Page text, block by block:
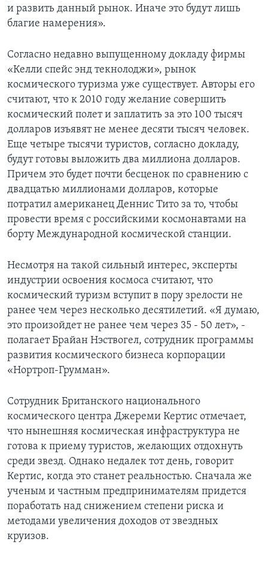
и развить данный рынок. Иначе это будут лишь
благие намерения».
Согласно недавно выпущенному докладу фирмы
«Келли спейс энд текнолоджи», рынок
космического туризма уже существует. Авторы его
считают, что к 2010 году желание совершить
космический полет и заплатить за это 100 тысяч
долларов изъявят не менее десяти тысяч человек.
Еще четыре тысячи туристов, согласно докладу,
будут готовы выложить два миллиона долларов.
Причем это будет почти бесценок по сравнению с
двадцатью миллионами долларов, которые
потратил американец Деннис Тито за то, чтобы
провести время с российскими космонавтами на
борту Международной космической станции.
Несмотря на такой сильный интерес, эксперты
индустрии освоения космоса считают, что
космический туризм вступит в пору зрелости не
ранее чем через несколько десятилетий. «Я думаю,
это произойдет не ранее чем через 35 - 50 лет», -
полагает Брайан Нэствогел, сотрудник программы
развития космического бизнеса корпорации
«Нортроп-Грумман».
Сотрудник Британского национального
космического центра Джереми Кертис отмечает,
что нынешняя космическая инфраструктура не
готова к приему туристов, желающих отдохнуть
среди звезд. Однако недалек тот день, говорит
Кертис, когда это станет реальностью. Сначала же
ученым и частным предпринимателям придется
поработать над снижением степени риска и
методами увеличения доходов от звездных
круизов.